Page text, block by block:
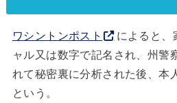
ワシントンポスト
によると、
ャル又は数字で記名され、州警
れて秘密裏に分析された後、本
という。